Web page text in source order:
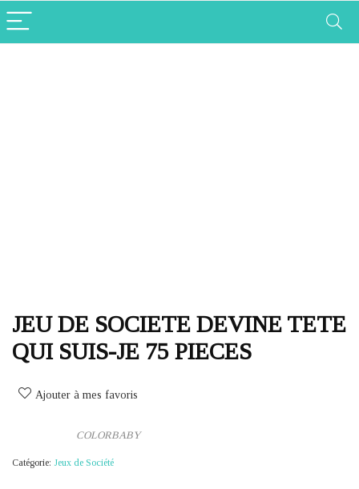
JEU DE SOCIETE DEVINE TETE
QUI SUIS-JE 75 PIECES
Ajouter à mes favoris
COLORBABY
Catégorie: Jeux de Société